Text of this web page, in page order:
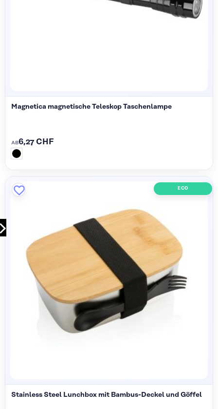
Magnetica magnetische Teleskop Taschenlampe
AB6,27 CHF
ECO
Stainless Steel Lunchbox mit Bambus-Deckel und Göffel